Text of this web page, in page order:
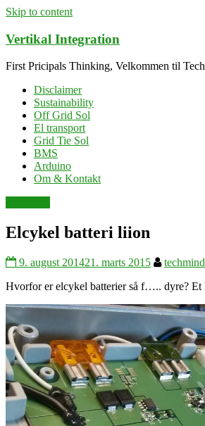
Skip to content
Vertikal Integration
First Pricipals Thinking, Velkommen til
Disclaimer
Sustainability
Off Grid Sol
El transport
Grid Tie Sol
BMS
Arduino
Om & Kontakt
Elcykel batteri liion
9. august 201421. marts 2015 techmind
Hvorfor er elcykel batterier så f….. dyre? Et